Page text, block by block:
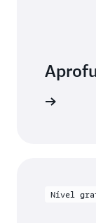
Nível